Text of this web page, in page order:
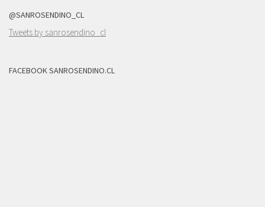
@SANROSENDINO_CL
Tweets by sanrosendino_cl
FACEBOOK SANROSENDINO.CL